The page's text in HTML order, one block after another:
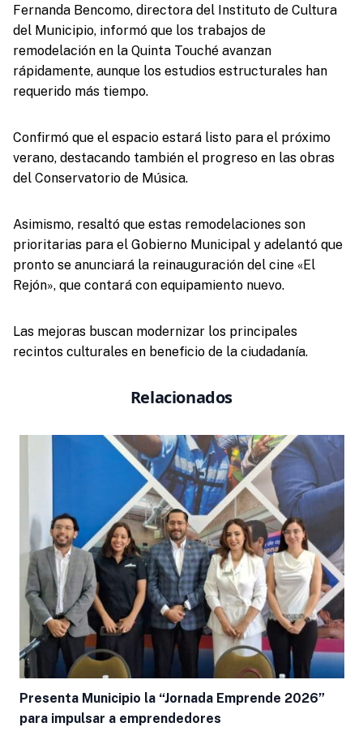
Fernanda Bencomo, directora del Instituto de Cultura
del Municipio, informó que los trabajos de
remodelación en la Quinta Touché avanzan
rápidamente, aunque los estudios estructurales han
requerido más tiempo.
Confirmó que el espacio estará listo para el próximo
verano, destacando también el progreso en las obras
del Conservatorio de Música.
Asimismo, resaltó que estas remodelaciones son
prioritarias para el Gobierno Municipal y adelantó que
pronto se anunciará la reinauguración del cine «El
Rejón», que contará con equipamiento nuevo.
Las mejoras buscan modernizar los principales
recintos culturales en beneficio de la ciudadanía.
Relacionados
Presenta Municipio la “Jornada Emprende 2026”
para impulsar a emprendedores